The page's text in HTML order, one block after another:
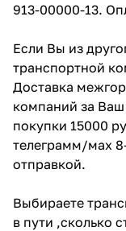
913-00000-13.
Если Вы из
транспортной
Доставка
компаний за
покупки 15000
телеграмм/мах
отправкой.
Выбираете
в пути ,сколько